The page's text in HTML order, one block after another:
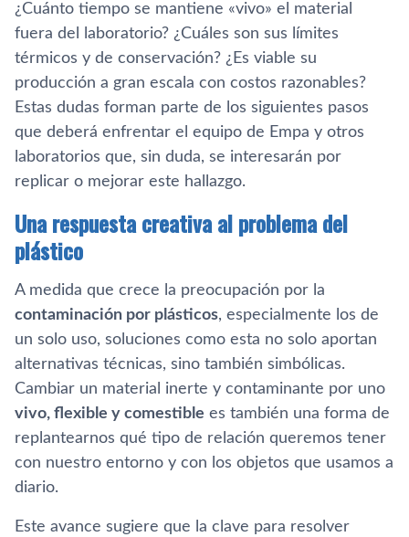
¿Cuánto tiempo se mantiene «vivo» el material
fuera del laboratorio? ¿Cuáles son sus límites
térmicos y de conservación? ¿Es viable su
producción a gran escala con costos razonables?
Estas dudas forman parte de los siguientes pasos
que deberá enfrentar el equipo de Empa y otros
laboratorios que, sin duda, se interesarán por
replicar o mejorar este hallazgo.
Una respuesta creativa al problema del
plástico
A medida que crece la preocupación por la
contaminación por plásticos, especialmente los de
un solo uso, soluciones como esta no solo aportan
alternativas técnicas, sino también simbólicas.
Cambiar un material inerte y contaminante por uno
vivo, flexible y comestible es también una forma de
replantearnos qué tipo de relación queremos tener
con nuestro entorno y con los objetos que usamos a
diario.
Este avance sugiere que la clave para resolver